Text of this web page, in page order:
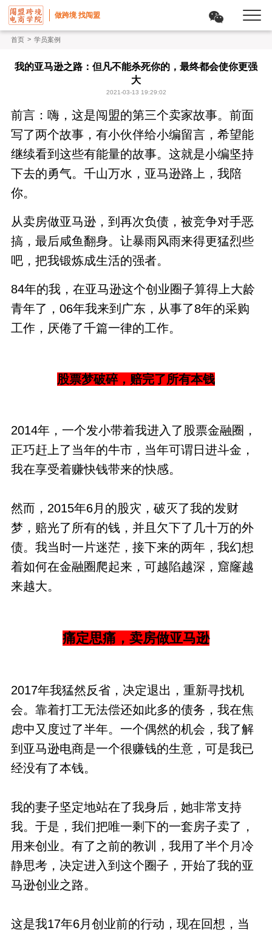
做跨境 找闯盟
首页 > 学员案例
我的亚马逊之路：但凡不能杀死你的，最终都会使你更强
大
2021-03-13 19:29:02
前言：嗨，这是闯盟的第三个卖家故事。前面
写了两个故事，有小伙伴给小编留言，希望能
继续看到这些有能量的故事。这就是小编坚持
下去的勇气。千山万水，亚马逊路上，我陪
你。
从卖房做亚马逊，到再次负债，被竞争对手恶
搞，最后咸鱼翻身。让暴雨风雨来得更猛烈些
吧，把我锻炼成生活的强者。
84年的我，在亚马逊这个创业圈子算得上大龄
青年了，06年我来到广东，从事了8年的采购
工作，厌倦了千篇一律的工作。
股票梦破碎，赔完了所有本钱
2014年，一个发小带着我进入了股票金融圈，
正巧赶上了当年的牛市，当年可谓日进斗金，
我在享受着赚快钱带来的快感。
然而，2015年6月的股灾，破灭了我的发财
梦，赔光了所有的钱，并且欠下了几十万的外
债。我当时一片迷茫，接下来的两年，我幻想
着如何在金融圈爬起来，可越陷越深，窟窿越
来越大。
痛定思痛，卖房做亚马逊
2017年我猛然反省，决定退出，重新寻找机
会。靠着打工无法偿还如此多的债务，我在焦
虑中又度过了半年。一个偶然的机会，我了解
到亚马逊电商是一个很赚钱的生意，可是我已
经没有了本钱。
我的妻子坚定地站在了我身后，她非常支持
我。于是，我们把唯一剩下的一套房子卖了，
用来创业。有了之前的教训，我用了半个月冷
静思考，决定进入到这个圈子，开始了我的亚
马逊创业之路。
这是我17年6月创业前的行动，现在回想，当